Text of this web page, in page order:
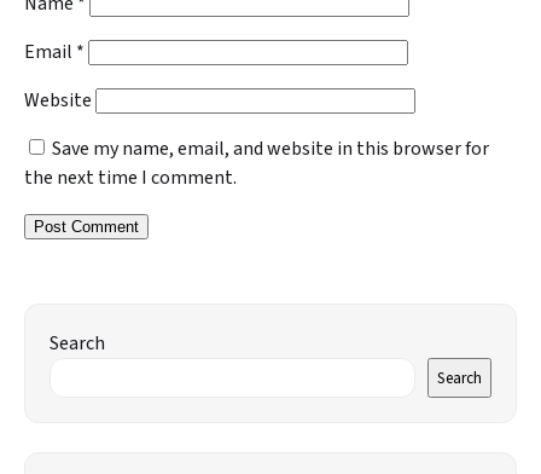
Email *
Website
Save my name, email, and website in this browser for
the next time I comment.
Search
Search